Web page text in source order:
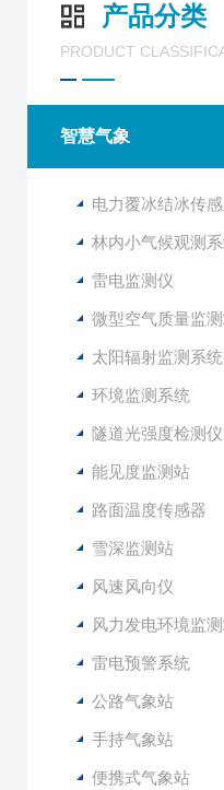
产品分类
PRODUCT
智慧气象
电力覆冰结冰传
林内小气候观测
雷电监测仪
微型空气质量监
太阳辐射监测系统
环境监测系统
隧道光强度检测仪
能见度监测站
路面温度传感器
雪深监测站
风速风向仪
风力发电环境监
雷电预警系统
公路气象站
手持气象站
便携式气象站